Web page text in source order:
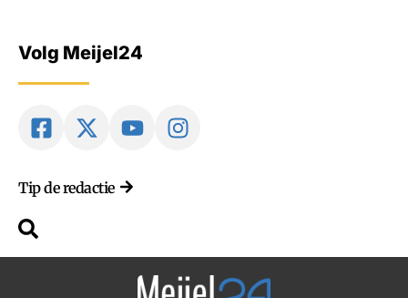
Volg Meijel24
Tip de redactie